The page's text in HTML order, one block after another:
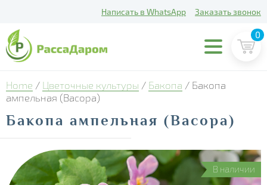
Написать в WhatsApp Заказать звонок
0
Home / Цветочные культуры / Бакопа / Бакопа
ампельная (Bacopa)
Бакопа ампельная (Bacopa)
В наличии